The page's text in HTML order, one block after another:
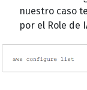
nuestro caso
por el Role de